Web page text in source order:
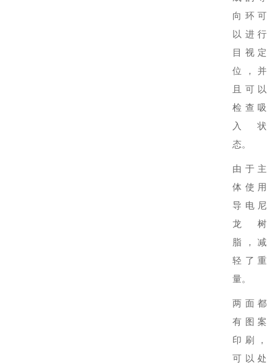
向环可
以进行
目视定
位，并
且可以
检查吸
入状
态。
由于主
体使用
导电尼
龙树
脂，减
轻了重
量。
两面都
有图案
印刷，
可以处